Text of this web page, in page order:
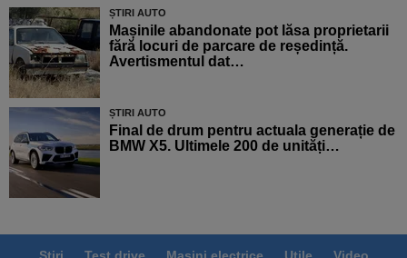
ȘTIRI AUTO
Mașinile abandonate pot lăsa proprietarii
fără locuri de parcare de reședință.
Avertismentul dat…
ȘTIRI AUTO
Final de drum pentru actuala generație de
BMW X5. Ultimele 200 de unități…